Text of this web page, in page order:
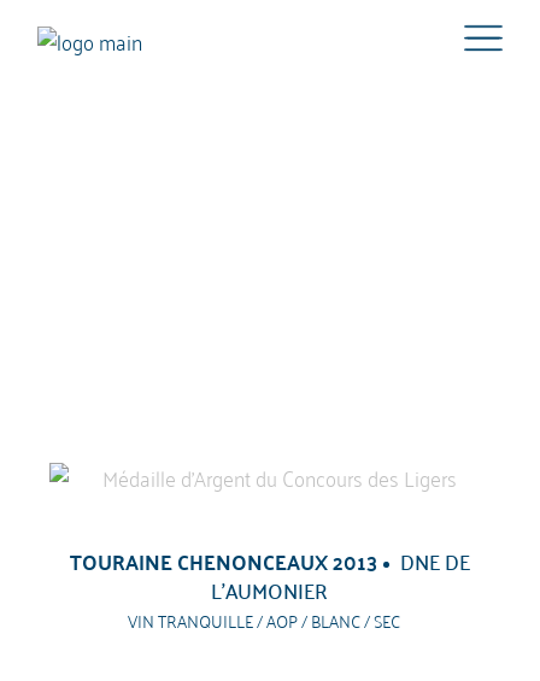
TOURAINE CHENONCEAUX 2013 DNE DE
L’AUMONIER
VIN TRANQUILLE / AOP / BLANC / SEC